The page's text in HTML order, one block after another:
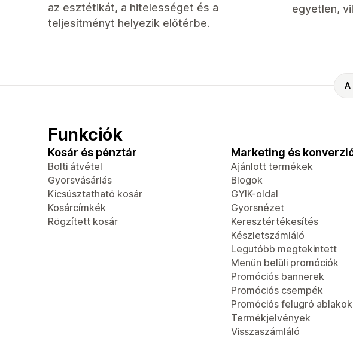
az esztétikát, a hitelességet és a
teljesítményt helyezik előtérbe.
egyetlen,
Funkciók
Kosár és pénztár
Bolti átvétel
Gyorsvásárlás
Kicsúsztatható kosár
Kosárcímkék
Rögzített kosár
Marketing és
Ajánlott termékek
Blogok
GYIK-oldal
Gyorsnézet
Keresztértékesítés
Készletszámláló
Legutóbb megtekintett
Menün belüli promóciók
Promóciós bannerek
Promóciós csempék
Promóciós felugró ablakok
Termékjelvények
Visszaszámláló